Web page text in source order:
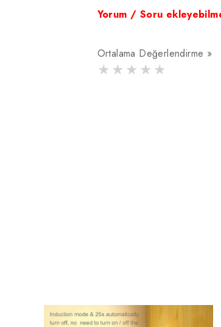
Yorum / Soru
Ortalama Değerlendirme »